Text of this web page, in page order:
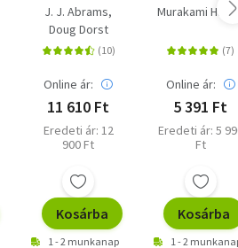
J. J. Abrams
Doug Dorst
Online ár:
11 610 Ft
Eredeti ár: 12
900 Ft
Kosárba
1 - 2 munkanap
Murakami Haruki
Online ár:
5 391 Ft
Eredeti ár: 5
Ft
Kosárba
1 - 2